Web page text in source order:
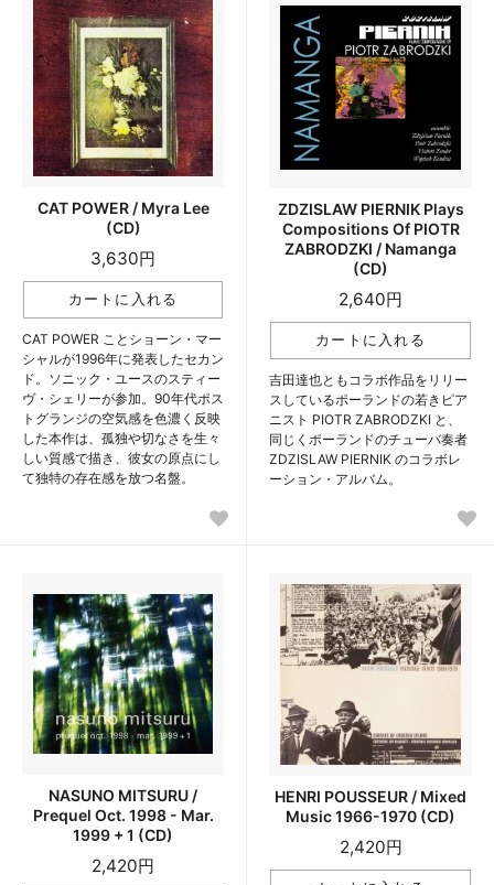
CAT POWER / Myra Lee
(CD)
3,630円
CAT POWER ことショーン・マー
シャルが1996年に発表したセカン
ド。ソニック・ユースのスティー
ヴ・シェリーが参加。90年代ポス
トグランジの空気感を色濃く反映
した本作は、孤独や切なさを生々
しい質感で描き、彼女の原点にし
て独特の存在感を放つ名盤。
ZDZISLAW PIERNIK Plays
Compositions Of PIOTR
ZABRODZKI / Namanga
(CD)
2,640円
吉田達也ともコラボ作品をリリー
スしているポーランドの若きピア
ニスト PIOTR ZABRODZKI と、
同じくポーランドのチューバ奏者
ZDZISLAW PIERNIK のコラボレ
ーション・アルバム。
NASUNO MITSURU /
Prequel Oct. 1998 - Mar.
1999 + 1 (CD)
2,420円
HENRI POUSSEUR / Mixed
Music 1966-1970 (CD)
2,420円